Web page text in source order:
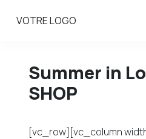
VOTRE LOGO
Summer in
SHOP
[vc_row][vc_column